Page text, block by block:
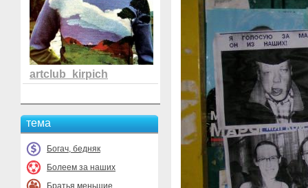
artclub_kirpich
тема
Богач, бедняк
Болеем за наших
Братья меньшие